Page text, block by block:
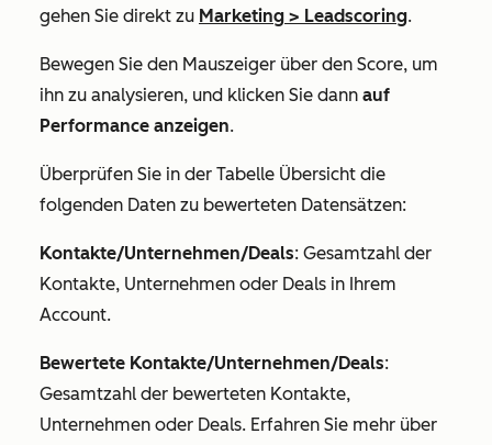
gehen Sie direkt zu Marketing > Leadscoring.
Bewegen Sie den Mauszeiger über den Score, um
ihn zu analysieren, und klicken Sie dann auf
Performance anzeigen.
Überprüfen Sie in der Tabelle Übersicht die
folgenden Daten zu bewerteten Datensätzen:
Kontakte/Unternehmen/Deals: Gesamtzahl der
Kontakte, Unternehmen oder Deals in Ihrem
Account.
Bewertete Kontakte/Unternehmen/Deals:
Gesamtzahl der bewerteten Kontakte,
Unternehmen oder Deals. Erfahren Sie mehr über